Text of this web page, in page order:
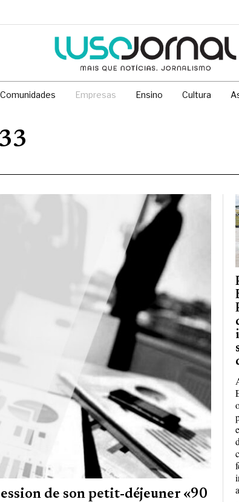
Comunidades Empresas Ensino Cultura
de son petit-déjeuner «90